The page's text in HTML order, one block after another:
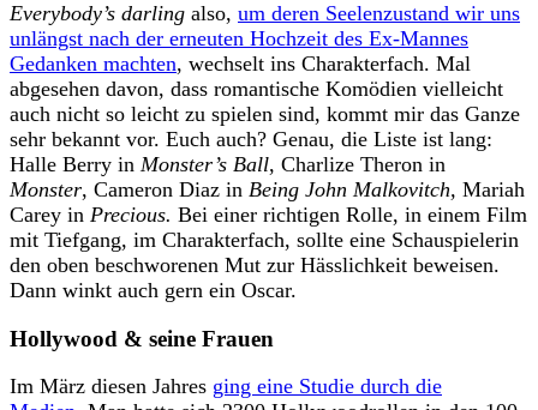
Everybody’s darling also, um deren Seelenzustand wir uns
unlängst nach der erneuten Hochzeit des Ex-Mannes
Gedanken machten, wechselt ins Charakterfach. Mal
abgesehen davon, dass romantische Komödien vielleicht
auch nicht so leicht zu spielen sind, kommt mir das Ganze
sehr bekannt vor. Euch auch? Genau, die Liste ist lang:
Halle Berry in Monster’s Ball, Charlize Theron in
Monster, Cameron Diaz in Being John Malkovitch, Mariah
Carey in Precious. Bei einer richtigen Rolle, in einem Film
mit Tiefgang, im Charakterfach, sollte eine Schauspielerin
den oben beschworenen Mut zur Hässlichkeit beweisen.
Dann winkt auch gern ein Oscar.
Hollywood & seine Frauen
Im März diesen Jahres ging eine Studie durch die